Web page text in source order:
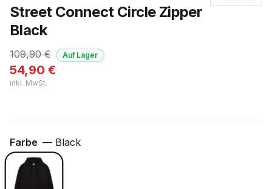
Street Connect Circle Zipper
Black
109,90€
54,90 €
inkl. MwSt.
Auf Lager
Farbe — Black